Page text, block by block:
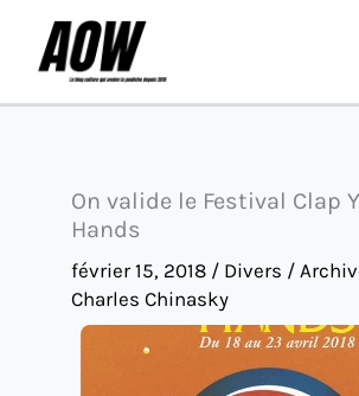
On valide le Festival Clap
Hands
février 15, 2018 / Divers /
Charles Chinasky